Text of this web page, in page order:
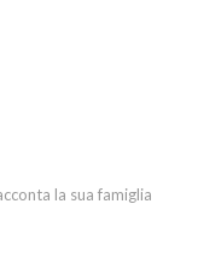
la sua famiglia